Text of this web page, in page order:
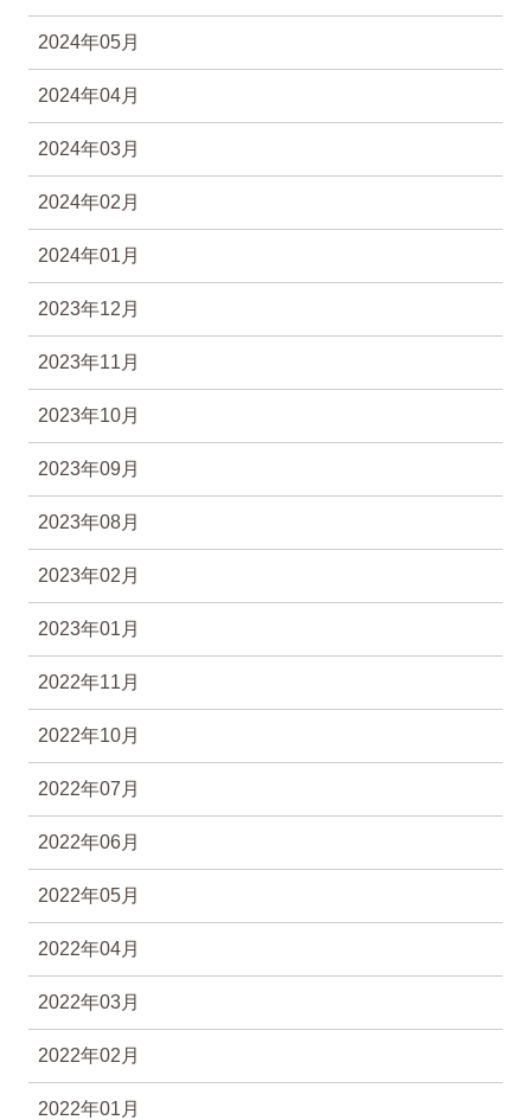
2024年05月
2024年04月
2024年03月
2024年02月
2024年01月
2023年12月
2023年11月
2023年10月
2023年09月
2023年08月
2023年02月
2023年01月
2022年11月
2022年10月
2022年07月
2022年06月
2022年05月
2022年04月
2022年03月
2022年02月
2022年01月